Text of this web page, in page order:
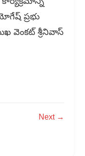
ప్రభు
వెంకట్ శ్రీనివాస్
Next →